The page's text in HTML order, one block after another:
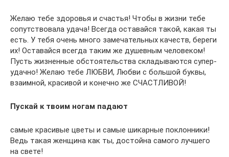
Желаю тебе здоровья и счастья! Чтобы в жизни тебе
сопутствовала удача! Всегда оставайся такой, какая ты
есть. У тебя очень много замечательных качеств, береги
их! Оставайся всегда таким же душевным человеком!
Пусть жизненные обстоятельства складываются супер-
удачно! Желаю тебе ЛЮБВИ, Любви с большой буквы,
взаимной, красивой и конечно же СЧАСТЛИВОЙ!
Пускай к твоим ногам падают
самые красивые цветы и самые шикарные поклонники!
Ведь такая женщина как ты, достойна самого лучшего
на свете!